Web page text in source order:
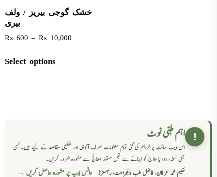
خشک گوجی بیریز / ولف
بیری
₨ 600 – ₨ 10,000
Select options
! اہم طبی نوٹ
اس ویب سائٹ پر فراہم کی گئی تمام معلومات صرف آگاہی اور تعلیمی مقاصد کے لیے ہیں۔ کسی
بھی نسخہ، دوا یا علاج کو اپنانے سے قبل مستند معالج سے مشورہ ضرور کریں۔
حکیم محمد عرفان، فاضل طب والجراحت، رجسٹرڈ
واٹس ایپ پر مشورہ حاصل کریں →